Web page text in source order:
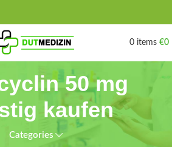
0 items €0
50 mg
kaufen
Categories